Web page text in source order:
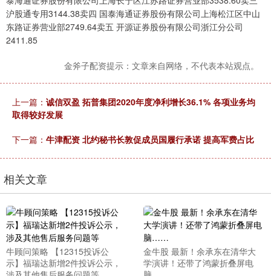
沪股通专用3144.38卖四 国泰海通证券股份有限公司上海松江区中山
东路证券营业部2749.64卖五 开源证券股份有限公司浙江分公司
2411.85
金斧子配资提示：文章来自网络，不代表本站观点。
上一篇： 诚信双盈 拓普集团2020年度净利增长36.1% 各项业务均
取得较好发展
下一篇： 牛津配资 北约秘书长敦促成员国履行承诺 提高军费占比
相关文章
牛顾问策略 【12315投诉公
示】福瑞达新增2件投诉公示，
金牛股 最新！余承东在清华大
学演讲！还带了鸿蒙折叠屏电